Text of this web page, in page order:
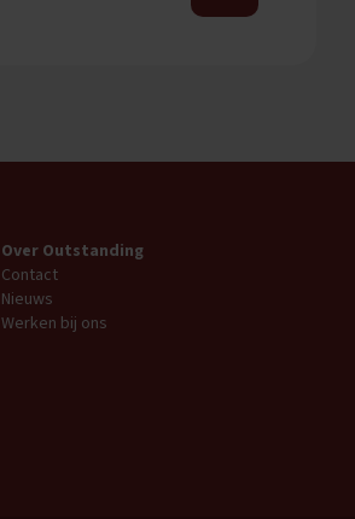
Over Outstanding
Contact
Nieuws
Werken bij ons